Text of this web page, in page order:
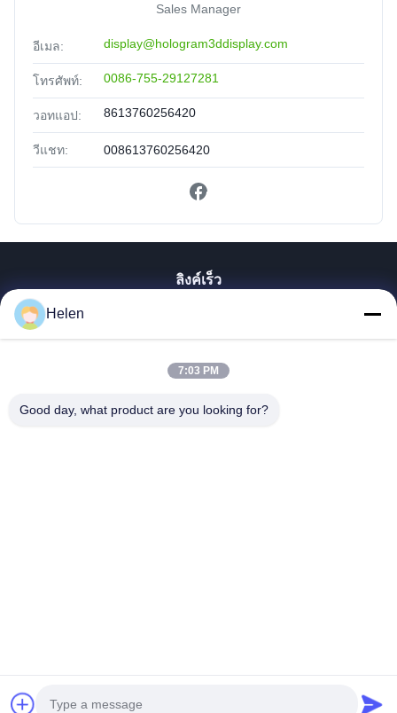
Sales Manager
อีเมล: display@hologram3ddisplay.com
โทรศัพท์: 0086-755-29127281
วอทแอป: 8613760256420
วีแชท: 008613760256420
ลิงค์เร็ว
สินค้า
เกี่ยวกับเรา
© 2026 Shenzhen SMX Display Technology Co.,Ltd. All Rights Reserved.
Helen
7:03 PM
Good day, what product are you looking for?